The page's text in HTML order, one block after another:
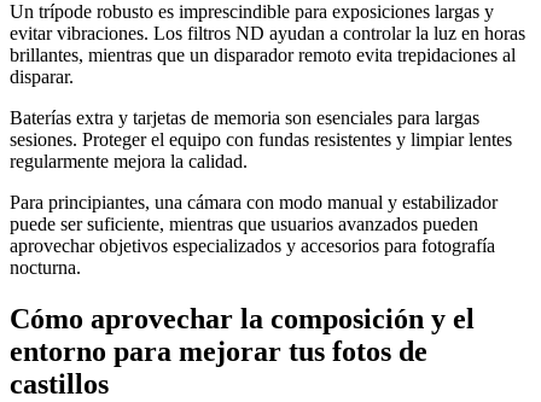
Un trípode robusto es imprescindible para exposiciones largas y
evitar vibraciones. Los filtros ND ayudan a controlar la luz en horas
brillantes, mientras que un disparador remoto evita trepidaciones al
disparar.
Baterías extra y tarjetas de memoria son esenciales para largas
sesiones. Proteger el equipo con fundas resistentes y limpiar lentes
regularmente mejora la calidad.
Para principiantes, una cámara con modo manual y estabilizador
puede ser suficiente, mientras que usuarios avanzados pueden
aprovechar objetivos especializados y accesorios para fotografía
nocturna.
Cómo aprovechar la composición y el
entorno para mejorar tus fotos de
castillos